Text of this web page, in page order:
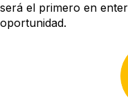
será el primero en
oportunidad.